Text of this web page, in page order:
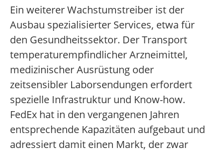
Ein weiterer Wachstumstreiber ist der
Ausbau spezialisierter Services, etwa für
den Gesundheitssektor. Der Transport
temperaturempfindlicher Arzneimittel,
medizinischer Ausrüstung oder
zeitsensibler Laborsendungen erfordert
spezielle Infrastruktur und Know-how.
FedEx hat in den vergangenen Jahren
entsprechende Kapazitäten aufgebaut und
adressiert damit einen Markt, der zwar